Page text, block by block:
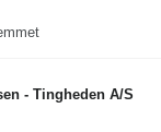
- Tingheden A/S